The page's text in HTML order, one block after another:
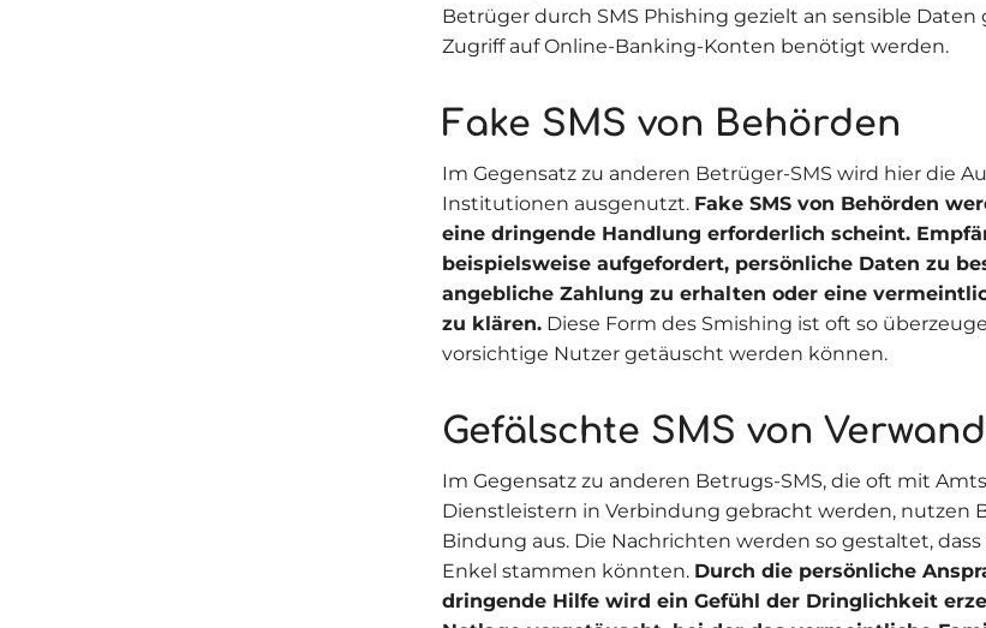
Betrüger durch SMS Phishing gezielt an sensible Daten
Zugriff auf Online-Banking-Konten benötigt werden.
Fake SMS von Behörden
Im Gegensatz zu anderen Betrüger-SMS wird hier die
Institutionen ausgenutzt. Fake SMS von Behörden
eine dringende Handlung erforderlich scheint.
beispielsweise aufgefordert, persönliche Daten zu
angebliche Zahlung zu erhalten oder eine
zu klären. Diese Form des Smishing ist oft so
vorsichtige Nutzer getäuscht werden können.
Gefälschte SMS von
Im Gegensatz zu anderen Betrugs-SMS, die oft mit
Dienstleistern in Verbindung gebracht werden, nutzen
Bindung aus. Die Nachrichten werden so gestaltet,
Enkel stammen könnten. Durch die persönliche
dringende Hilfe wird ein Gefühl der Dringlichkeit